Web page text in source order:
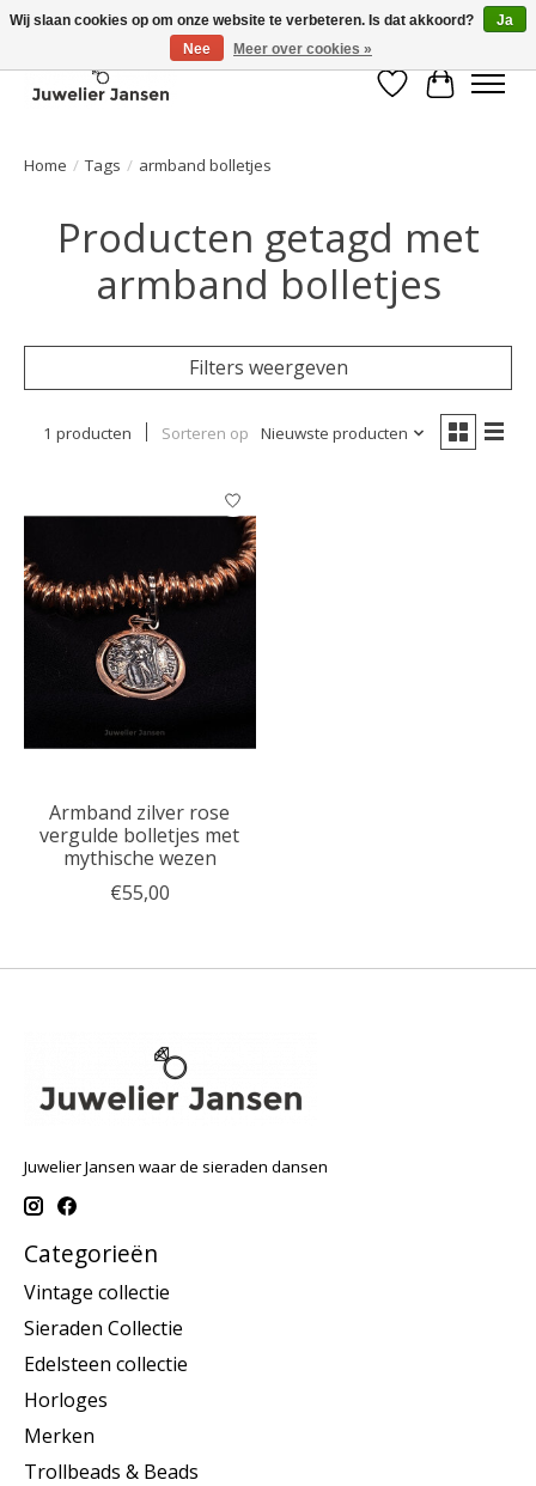
Verlanglijst
Home / Tags / armband bolletjes
Producten getagd met
armband bolletjes
Filters weergeven
1 producten Sorteren op Nieuwste producten
Armband zilver rose
vergulde bolletjes met
mythische wezen
€55,00
Juwelier Jansen waar de sieraden dansen
Categorieën
Vintage collectie
Sieraden Collectie
Edelsteen collectie
Horloges
Merken
Trollbeads & Beads
Wij slaan cookies op om onze website te verbeteren. Is dat akkoord?
Ja
Nee
Meer over cookies »